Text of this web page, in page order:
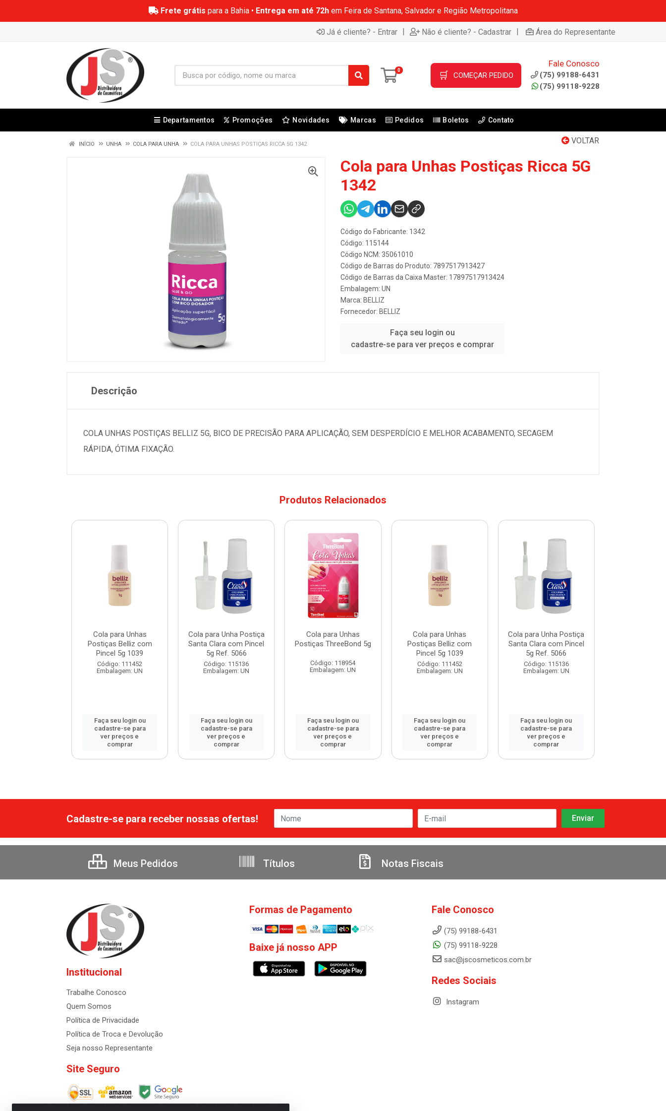
Frete grátis para a Bahia • Entrega em até 72hem Feira de Santana, Salvador e Região Metropolitana
Já é cliente? - Entrar | Não é cliente? - Cadastrar | Área do Representante
0 🛒 COMEÇAR PEDIDO
Fale Conosco
(75) 99188-6431
(75) 99118-9228
Departamentos Promoções Novidades Marcas Pedidos Boletos Contato
VOLTAR
INÍCIO UNHA COLA PARA UNHA COLA PARA UNHAS POSTIÇAS RICCA 5G 1342
Cola para Unhas Postiças Ricca 5G
1342
Código do Fabricante: 1342
Código: 115144
Código NCM: 35061010
Código de Barras do Produto: 7897517913427
Código de Barras da Caixa Master: 17897517913424
Embalagem: UN
Marca: BELLIZ
Fornecedor: BELLIZ
Faça seu login ou
cadastre-se para ver preços e comprar
Descrição
COLA UNHAS POSTIÇAS BELLIZ 5G, BICO DE PRECISÃO PARA APLICAÇÃO, SEM DESPERDÍCIO E MELHOR ACABAMENTO, SECAGEM
RÁPIDA, ÓTIMA FIXAÇÃO.
Produtos Relacionados
Cola para Unhas
Postiças Belliz com
Pincel 5g 1039
Código: 111452
Embalagem: UN
Faça seu login ou
cadastre-se para
ver preços e
comprar
Cola para Unha Postiça
Santa Clara com Pincel
5g Ref. 5066
Código: 115136
Embalagem: UN
Faça seu login ou
cadastre-se para
ver preços e
comprar
Cola para Unhas
Postiças ThreeBond 5g
Código: 118954
Embalagem: UN
Faça seu login ou
cadastre-se para
ver preços e
comprar
Cola para Unhas
Postiças Belliz com
Pincel 5g 1039
Código: 111452
Embalagem: UN
Faça seu login ou
cadastre-se para
ver preços e
comprar
Cola para Unha Postiça
Santa Clara com Pincel
5g Ref. 5066
Código: 115136
Embalagem: UN
Faça seu login ou
cadastre-se para
ver preços e
comprar
Cadastre-se para receber nossas ofertas!
Meus Pedidos Títulos Notas Fiscais
Institucional
Trabalhe Conosco
Quem Somos
Política de Privacidade
Política de Troca e Devolução
Seja nosso Representante
Site Seguro
Formas de Pagamento
Baixe já nosso APP
Fale Conosco
(75) 99188-6431
(75) 99118-9228
sac@jscosmeticos.com.br
Redes Sociais
Instagram